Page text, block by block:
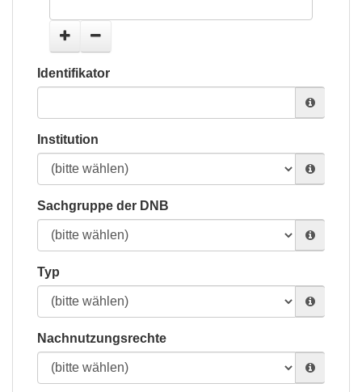
Identifikator
Institution
Sachgruppe der DNB
Typ
Nachnutzungsrechte